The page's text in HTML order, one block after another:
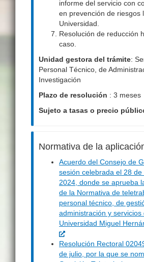
informe del servicio con
en prevención de riesgos
Universidad.
Resolución de reducción
caso.
Unidad gestora del trámite:
Personal Técnico, de
Investigación
Plazo de resolución : 3 meses
Sujeto a tasas o precio
Normativa de la
Acuerdo del Consejo de
sesión celebrada el 28
2024, donde se aprueba
de la Normativa de
personal técnico, de
administración y servicios
Universidad Miguel
Resolución Rectoral
de julio, por la que se